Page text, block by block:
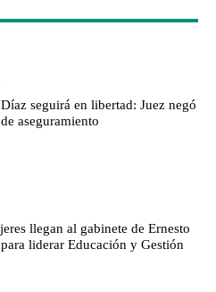
seguirá en libertad: Juez negó
aseguramiento
llegan al gabinete de Ernesto
liderar Educación y Gestión